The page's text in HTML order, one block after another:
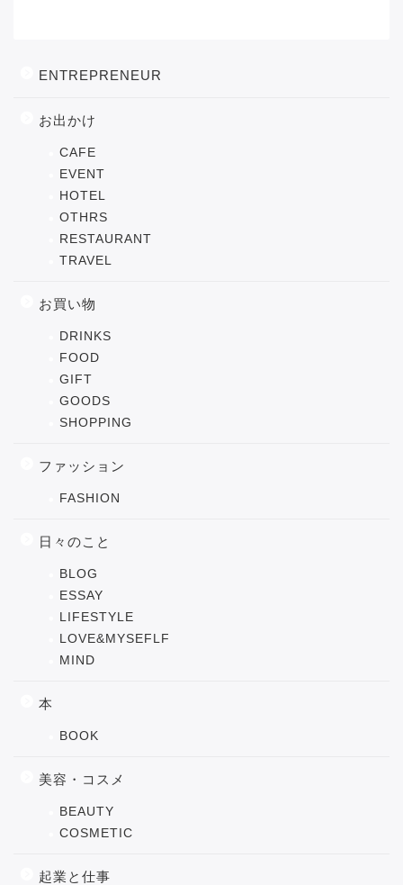
ENTREPRENEUR
お出かけ
CAFE
EVENT
HOTEL
OTHRS
RESTAURANT
TRAVEL
お買い物
DRINKS
FOOD
GIFT
GOODS
SHOPPING
ファッション
FASHION
日々のこと
BLOG
ESSAY
LIFESTYLE
LOVE&MYSEFLF
MIND
本
BOOK
美容・コスメ
BEAUTY
COSMETIC
起業と仕事